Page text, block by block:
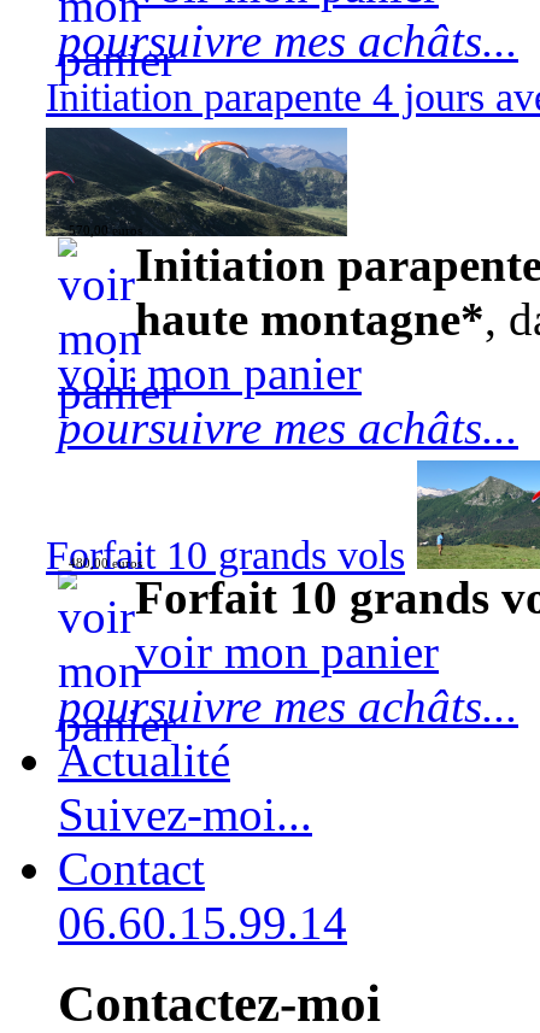
poursuivre mes achâts...
Initiation parapente 4 jours
570,00 euros
Initiation
haute montagne*,
voir mon panier
poursuivre mes achâts...
Forfait 10 grands vols
480,00 euros
Forfait 10 grands
voir mon panier
poursuivre mes achâts...
Actualité
Suivez-moi...
Contact
06.60.15.99.14
Contactez-moi